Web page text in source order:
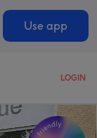
Use app
LOGIN